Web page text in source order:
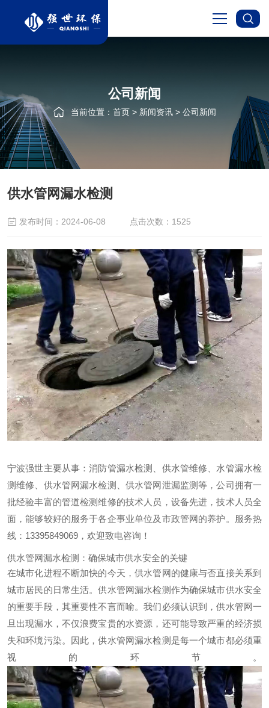
关于我们
新闻资讯
联系我们
公司新闻
当前位置： 首页 > 新闻资讯 > 公司新闻
供水管网漏水检测
发布时间：2024-06-08 点击次数：1525
宁波强世主要从事：消防管漏水检测、供水管维修、水管漏水检
测维修、供水管网漏水检测、供水管网泄漏监测等，公司拥有一
批经验丰富的管道检测维修的技术人员，设备先进，技术人员全
面，能够较好的服务于各企事业单位及市政管网的养护。服务热
线：13395849069，欢迎致电咨询！
供水管网漏水检测：确保城市供水安全的关键
在城市化进程不断加快的今天，供水管网的健康与否直接关系到
城市居民的日常生活。供水管网漏水检测作为确保城市供水安全
的重要手段，其重要性不言而喻。我们必须认识到，供水管网一
旦出现漏水，不仅浪费宝贵的水资源，还可能导致严重的经济损
失和环境污染。因此，供水管网漏水检测是每一个城市都必须重
视的环节。